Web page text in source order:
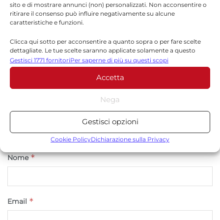
sito e di mostrare annunci (non) personalizzati. Non acconsentire o
ritirare il consenso può influire negativamente su alcune
caratteristiche e funzioni.
Clicca qui sotto per acconsentire a quanto sopra o per fare scelte
dettagliate. Le tue scelte saranno applicate solamente a questo
sito. È possibile modificare le impostazioni in qualsiasi momento,
compreso il ritiro del consenso, utilizzando i pulsanti della Cookie
Policy o cliccando sul pulsante di gestione del consenso nella parte
inferiore dello schermo.
Statistiche
Archiviare informazioni su dispositivo e/o accedervi, Misurare le
prestazioni degli annunci, Misurare le prestazioni dei contenuti,
combinazione di dati provenienti da fonti diverse.
Marketing
Archiviare informazioni su dispositivo e/o accedervi, Utilizzare
dati limitati per la selezione della pubblicità, Creare profili per la
Gestisci 1771 fornitoriPer saperne di più su questi scopi
Accetta
Nega
Gestisci opzioni
Cookie PolicyDichiarazione sulla Privacy
Il tuo indirizzo email non sarà pubblicato. I campi
obbligatori sono contrassegnati*
Nome*
Email *